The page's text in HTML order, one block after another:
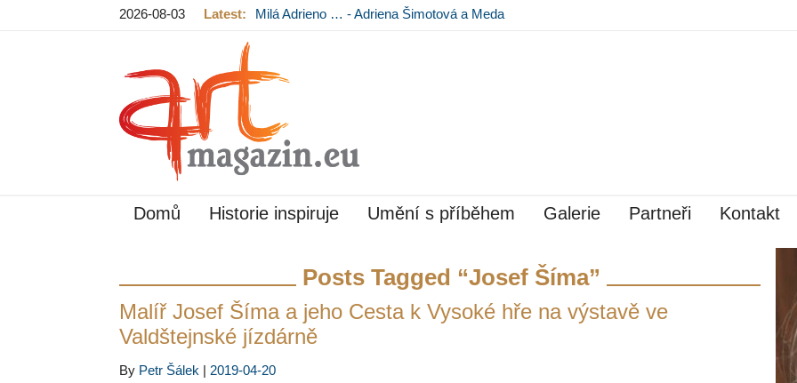
2026-08-03 Latest:
Milá Adrieno … - Adriena Šimotová a Meda
Domů Historie inspiruje Umění s příběhem Galerie Partneři Kontakt
Posts Tagged “Josef Šíma”
Malíř Josef Šíma a jeho Cesta k Vysoké hře na výstavě ve
Valdštejnské jízdárně
By Petr Šálek | 2019-04-20